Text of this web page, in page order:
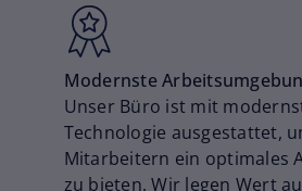
Modernste
Unser Büro ist mit
Technologie ausgestattet,
Mitarbeitern ein optimales
zu bieten. Wir legen Wert